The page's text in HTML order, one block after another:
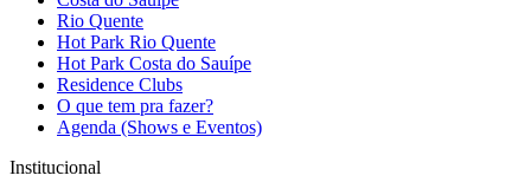
Rio Quente
Hot Park Rio Quente
Hot Park Costa do Sauípe
Residence Clubs
O que tem pra fazer?
Agenda (Shows e Eventos)
Institucional